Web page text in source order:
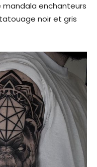
enchanteurs
noir et gris